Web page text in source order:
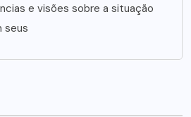
e visões sobre a situação
seus